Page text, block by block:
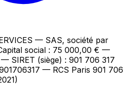
— SAS, société par
social : 75 000,00 € —
SIRET (siège) : 901 706 317
— RCS Paris 901 706